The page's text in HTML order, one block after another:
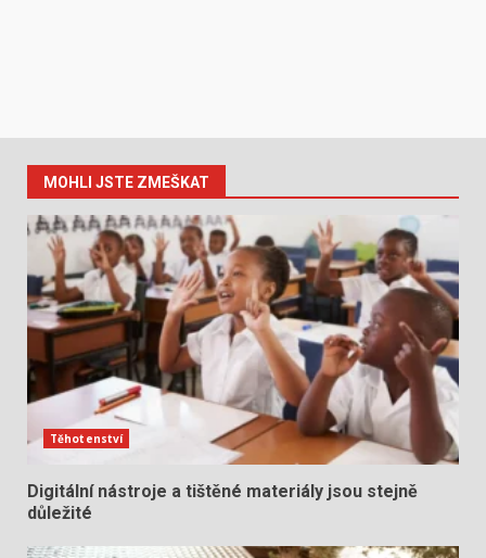
MOHLI JSTE ZMEŠKAT
Těhotenství
Digitální nástroje a tištěné materiály jsou stejně
důležité